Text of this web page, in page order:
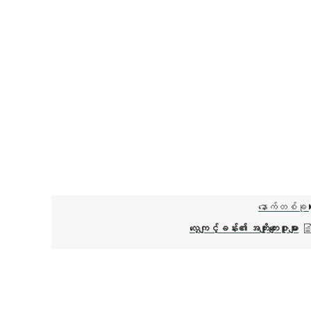
နောက်တစ်ခု
လေ့ကျင့်ခန်း၏ အကျိုးကျေးဇူးများ